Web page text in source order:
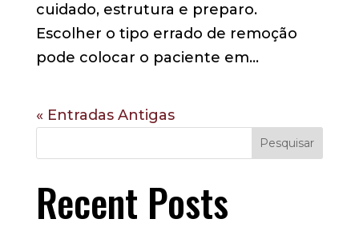
cuidado, estrutura e preparo.
Escolher o tipo errado de remoção
pode colocar o paciente em...
« Entradas Antigas
Pesquisar
Recent Posts